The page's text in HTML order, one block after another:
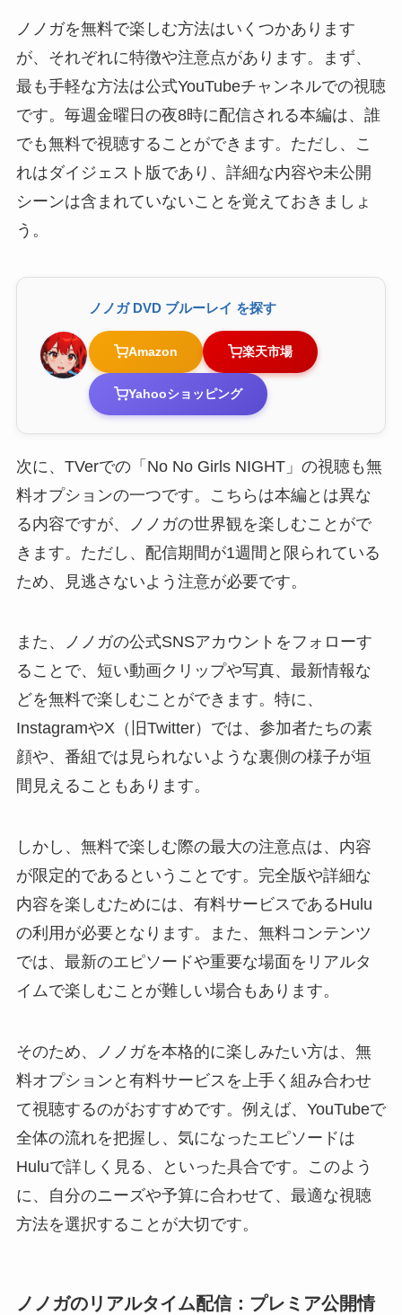
ノノガを無料で楽しむ方法はいくつかあります
が、それぞれに特徴や注意点があります。まず、
最も手軽な方法は公式YouTubeチャンネルでの視聴
です。毎週金曜日の夜8時に配信される本編は、誰
でも無料で視聴することができます。ただし、こ
れはダイジェスト版であり、詳細な内容や未公開
シーンは含まれていないことを覚えておきましょ
う。
ノノガ DVD ブルーレイ を探す
Amazon 楽天市場
Yahooショッピング
次に、TVerでの「No No Girls NIGHT」の視聴も無
料オプションの一つです。こちらは本編とは異な
る内容ですが、ノノガの世界観を楽しむことがで
きます。ただし、配信期間が1週間と限られている
ため、見逃さないよう注意が必要です。
また、ノノガの公式SNSアカウントをフォローす
ることで、短い動画クリップや写真、最新情報な
どを無料で楽しむことができます。特に、
InstagramやX（旧Twitter）では、参加者たちの素
顔や、番組では見られないような裏側の様子が垣
間見えることもあります。
しかし、無料で楽しむ際の最大の注意点は、内容
が限定的であるということです。完全版や詳細な
内容を楽しむためには、有料サービスであるHulu
の利用が必要となります。また、無料コンテンツ
では、最新のエピソードや重要な場面をリアルタ
イムで楽しむことが難しい場合もあります。
そのため、ノノガを本格的に楽しみたい方は、無
料オプションと有料サービスを上手く組み合わせ
て視聴するのがおすすめです。例えば、YouTubeで
全体の流れを把握し、気になったエピソードは
Huluで詳しく見る、といった具合です。このよう
に、自分のニーズや予算に合わせて、最適な視聴
方法を選択することが大切です。
ノノガのリアルタイム配信：プレミア公開情